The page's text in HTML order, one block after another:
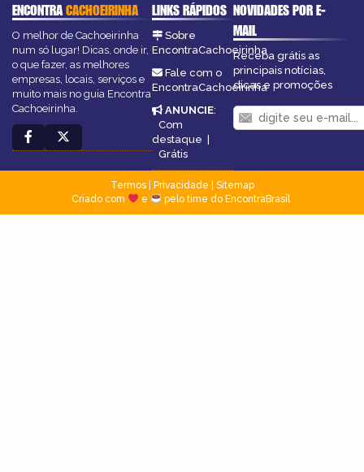
ENCONTRACACHOEIRINHA
O melhor de Cachoeirinha
num só lugar! Dicas, onde ir,
o que fazer, as melhores
empresas, locais, serviços e
muito mais no guia Encontra
Cachoeirinha.
LINKS RÁPIDOS
Sobre
EncontraCachoeirinha
Fale com o
EncontraCachoeirinha
ANUNCIE:
Com
destaque |
Grátis
NOVIDADES POR E-
MAIL
Receba grátis as
principais notícias,
dicas e promoções
Termos| Privacidade
Sitemap
Criado com
e pelo time do EncontraBrasil